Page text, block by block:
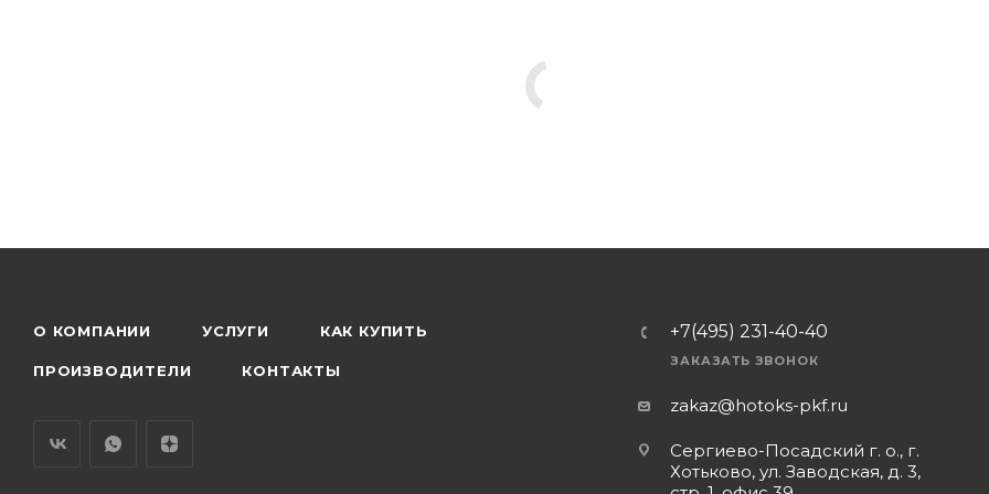
О КОМПАНИИ УСЛУГИ КАК КУПИТЬ
ПРОИЗВОДИТЕЛИ КОНТАКТЫ
+7(495) 231-40-40
ЗАКАЗАТЬ ЗВОНОК
zakaz@hotoks-pkf.ru
Сергиево-Посадский г. о., г.
Хотьково, ул. Заводская, д. 3,